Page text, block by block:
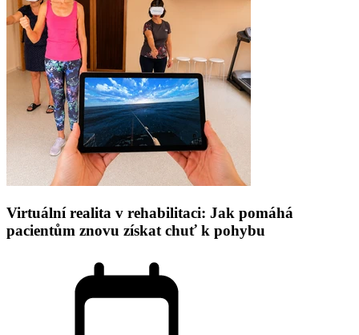
Virtuální realita v rehabilitaci: Jak pomáhá
pacientům znovu získat chuť k pohybu